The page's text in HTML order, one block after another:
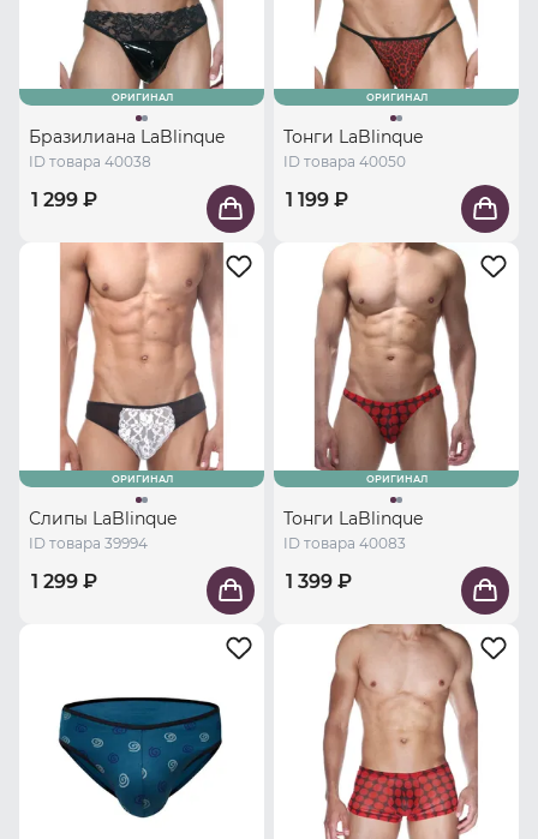
ОРИГИНАЛ
Бразилиана LaBlinque
ID товара 40038
1 299 ₽
ОРИГИНАЛ
Тонги LaBlinque
ID товара 40050
1 199 ₽
ОРИГИНАЛ
Слипы LaBlinque
ID товара 39994
1 299 ₽
ОРИГИНАЛ
Тонги LaBlinque
ID товара 40083
1 399 ₽